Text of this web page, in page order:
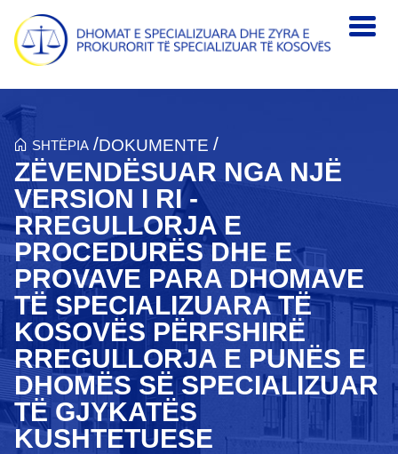
Skip to main content
SHTËPIA /DOKUMENTE /
ZËVENDËSUAR NGA NJË
VERSION I RI -
RREGULLORJA E
PROCEDURËS DHE E
PROVAVE PARA DHOMAVE
TË SPECIALIZUARA TË
KOSOVËS PËRFSHIRË
RREGULLORJA E PUNËS E
DHOMËS SË SPECIALIZUAR
TË GJYKATËS
KUSHTETUESE